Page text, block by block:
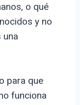
o qué
y no
una
para que
funciona